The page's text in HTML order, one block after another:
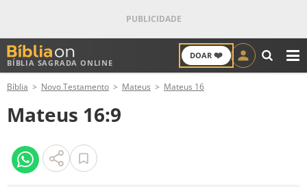
BÍBLIA SAGRADA ONLINE
DOAR ❤️
ANTIGO TESTAMENTO
NOVO TESTAMENTO
VERSÍCULOS
Bíblia Novo Testamento Mateus Mateus 16
Mateus 16:9